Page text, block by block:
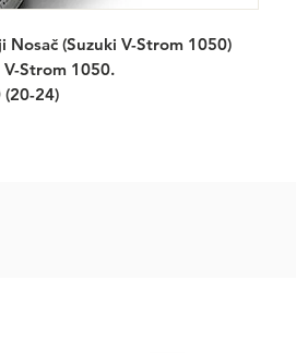
Nosač (Suzuki V-Strom 1050)
Strom 1050.
(20-24)